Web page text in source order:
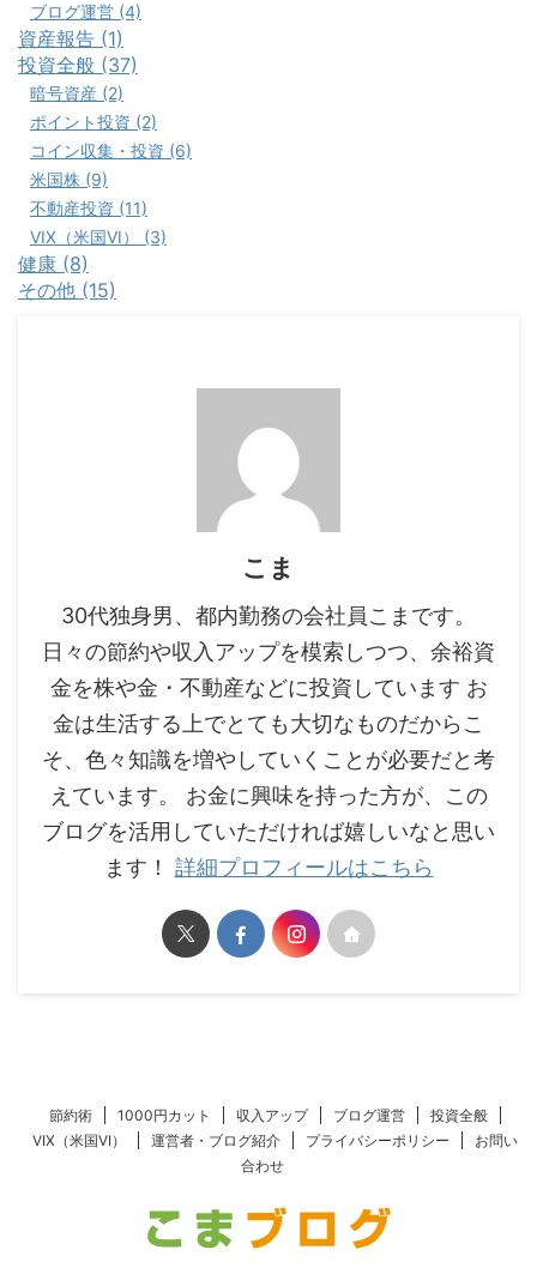
ブログ運営 (4)
資産報告 (1)
投資全般 (37)
暗号資産 (2)
ポイント投資 (2)
コイン収集・投資 (6)
米国株 (9)
不動産投資 (11)
VIX（米国VI） (3)
健康 (8)
その他 (15)
こま
30代独身男、都内勤務の会社員こまです。
日々の節約や収入アップを模索しつつ、余裕資
金を株や金・不動産などに投資しています お
金は生活する上でとても大切なものだからこ
そ、色々知識を増やしていくことが必要だと考
えています。 お金に興味を持った方が、この
ブログを活用していただければ嬉しいなと思い
ます！ 詳細プロフィールはこちら
節約術 1000円カット 収入アップ ブログ運営
投資全般
VIX（米国VI）
運営者・ブログ紹介 プライバシーポリシー
お問い
合わせ